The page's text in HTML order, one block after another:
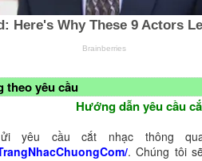
theo yêu cầu
Hướng dẫn yêu cầu
yêu cầu cắt nhạc thông
. Chúng tôi